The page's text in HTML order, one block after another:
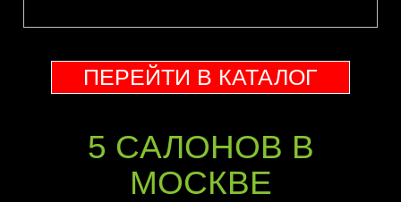
ПЕРЕЙТИ В КАТАЛОГ
5 CАЛОНОВ В
МОСКВЕ